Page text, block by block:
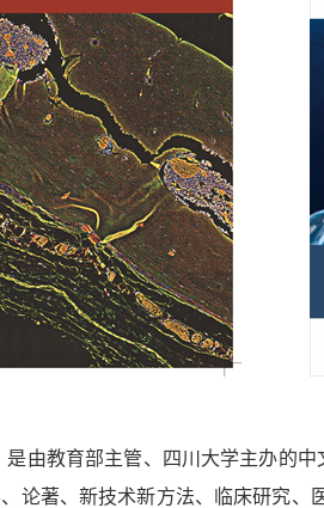
是由教育部主管、四川大学主办的
论著、新技术新方法、临床研究